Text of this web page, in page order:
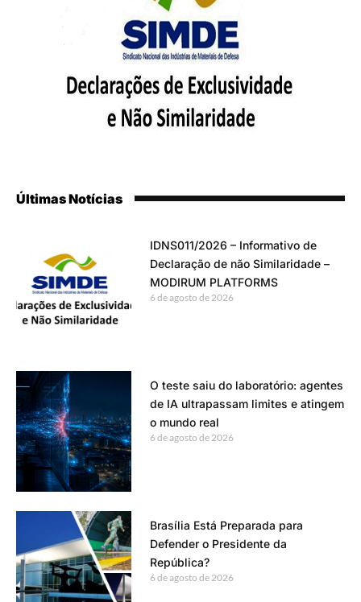
Últimas Notícias
IDNS011/2026 – Informativo de
Declaração de não Similaridade –
MODIRUM PLATFORMS
6 de agosto de 2026
O teste saiu do laboratório: agentes
de IA ultrapassam limites e atingem
o mundo real
6 de agosto de 2026
Brasília Está Preparada para
Defender o Presidente da
República?
6 de agosto de 2026